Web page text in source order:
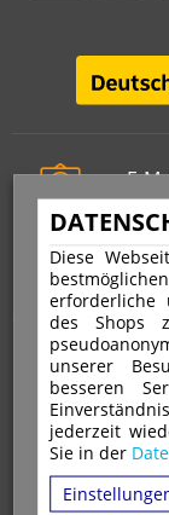
Diese
erforderliche
des Shops
unserer
besseren
jederzeit
Sie in der
E-
VERSAND &